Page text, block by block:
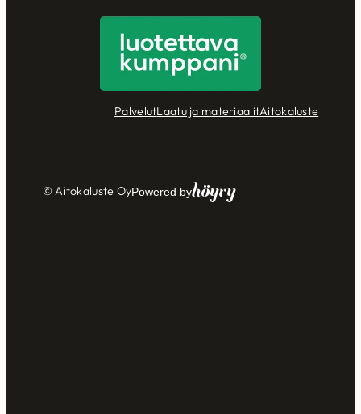
PalvelutLaatu ja materiaalitAitokaluste
© Aitokaluste OyPowered byHöyry